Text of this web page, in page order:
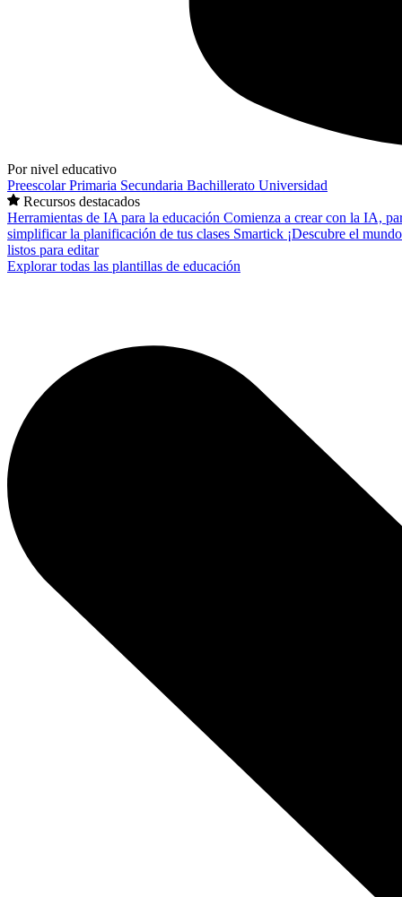
Por nivel educativo
PreescolarPrimaria Secundaria Bachillerato Universidad
Recursos destacados
Herramientas de IA para la educación Comienza a crear con la IA,
simplificar la planificación de tus clases Smartick ¡Descubre el
listos para editar
Explorar todas las plantillas de educación